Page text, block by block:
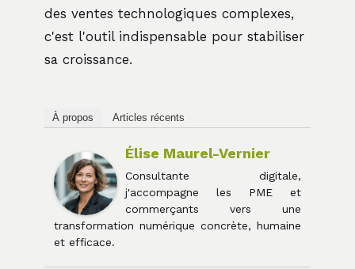
des ventes technologiques complexes,
c'est l'outil indispensable pour stabiliser
sa croissance.
À propos Articles récents
Élise Maurel-Vernier
Consultante digitale,
j'accompagne les PME et
commerçants vers une
transformation numérique concrète, humaine
et efficace.